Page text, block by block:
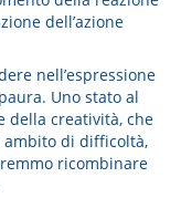
dell’azione
nell’espressione
Uno stato al
della creatività, che
ambito di difficoltà,
ricombinare